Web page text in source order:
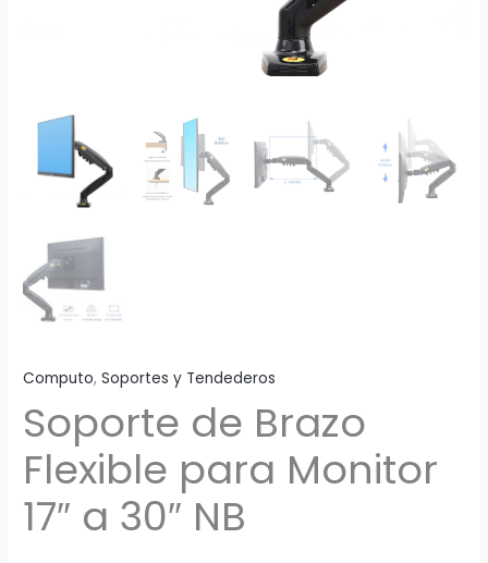
Computo,Soportes y Tendederos
Soporte de Brazo
Flexible para Monitor
17″ a 30″ NB